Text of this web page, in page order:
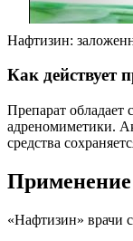
Нафтизин:
Как действует
Препарат
адреномиметики.
средства
Применение
«Нафтизин» врачи